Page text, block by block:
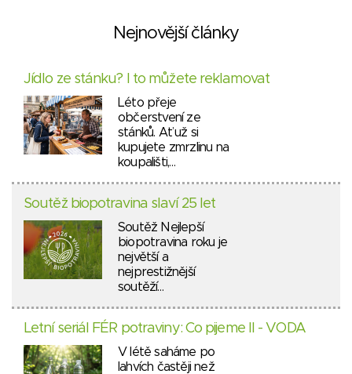
Nejnovější články
Jídlo ze stánku? I to můžete reklamovat
Léto přeje
občerstvení ze
stánků. Ať už si
kupujete zmrzlinu na
koupališti,…
Soutěž biopotravina slaví 25 let
Soutěž Nejlepší
biopotravina roku je
největší a
nejprestižnější
soutěží…
Letní seriál FÉR potraviny: Co pijeme II - VODA
V létě saháme po
lahvích častěji než